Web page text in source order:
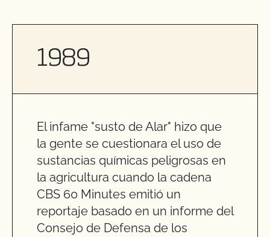
1989
El infame "susto de Alar" hizo que
la gente se cuestionara el uso de
sustancias químicas peligrosas en
la agricultura cuando la cadena
CBS 60 Minutes emitió un
reportaje basado en un informe del
Consejo de Defensa de los